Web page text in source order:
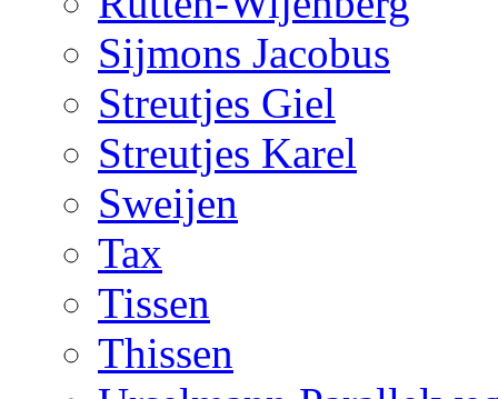
Sijmons Jacobus
Streutjes Giel
Streutjes Karel
Sweijen
Tax
Tissen
Thissen